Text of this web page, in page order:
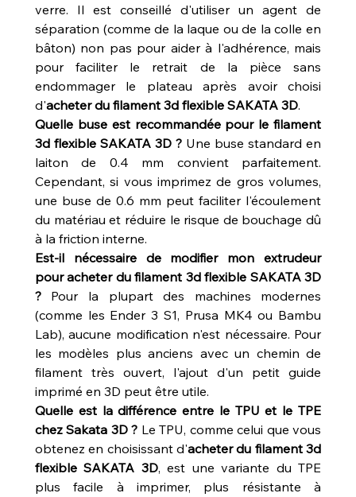
verre. Il est conseillé d'utiliser un agent de
séparation (comme de la laque ou de la colle en
bâton) non pas pour aider à l'adhérence, mais
pour faciliter le retrait de la pièce sans
endommager le plateau après avoir choisi
d'acheter du filament 3d flexible SAKATA 3D.
Quelle buse est recommandée pour le filament
3d flexible SAKATA 3D ? Une buse standard en
laiton de 0.4 mm convient parfaitement.
Cependant, si vous imprimez de gros volumes,
une buse de 0.6 mm peut faciliter l'écoulement
du matériau et réduire le risque de bouchage dû
à la friction interne.
Est-il nécessaire de modifier mon extrudeur
pour acheter du filament 3d flexible SAKATA 3D
? Pour la plupart des machines modernes
(comme les Ender 3 S1, Prusa MK4 ou Bambu
Lab), aucune modification n'est nécessaire. Pour
les modèles plus anciens avec un chemin de
filament très ouvert, l'ajout d'un petit guide
imprimé en 3D peut être utile.
Quelle est la différence entre le TPU et le TPE
chez Sakata 3D ? Le TPU, comme celui que vous
obtenez en choisissant d'acheter du filament 3d
flexible SAKATA 3D, est une variante du TPE
plus facile à imprimer, plus résistante à